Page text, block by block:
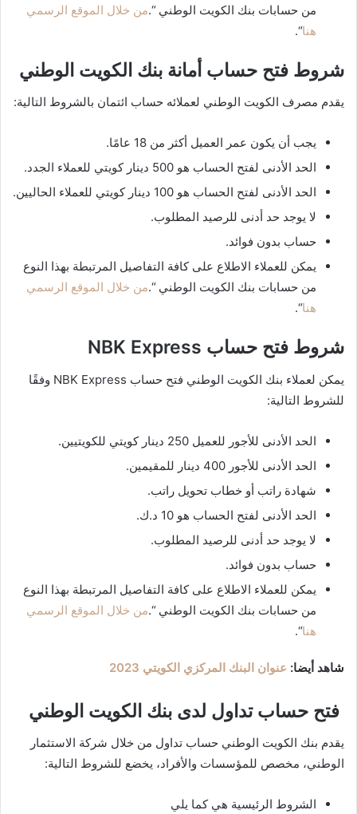
من حسابات بنك الكويت الوطني “.من خلال الموقع الرسمي
هنا“.
شروط فتح حساب أمانة بنك الكويت الوطني
يقدم مصرف الكويت الوطني لعملائه حساب ائتمان بالشروط التالية:
يجب أن يكون عمر العميل أكثر من 18 عامًا.
الحد الأدنى لفتح الحساب هو 500 دينار كويتي للعملاء الجدد.
الحد الأدنى لفتح الحساب هو 100 دينار كويتي للعملاء الحاليين.
لا يوجد حد أدنى للرصيد المطلوب.
حساب بدون فوائد.
يمكن للعملاء الاطلاع على كافة التفاصيل المرتبطة بهذا النوع
من حسابات بنك الكويت الوطني “.من خلال الموقع الرسمي
هنا“.
شروط فتح حساب NBK Express
يمكن لعملاء بنك الكويت الوطني فتح حساب NBK Express وفقًا
للشروط التالية:
الحد الأدنى للأجور للعميل 250 دينار كويتي للكويتيين.
الحد الأدنى للأجور 400 دينار للمقيمين.
شهادة راتب أو خطاب تحويل راتب.
الحد الأدنى لفتح الحساب هو 10 د.ك.
لا يوجد حد أدنى للرصيد المطلوب.
حساب بدون فوائد.
يمكن للعملاء الاطلاع على كافة التفاصيل المرتبطة بهذا النوع
من حسابات بنك الكويت الوطني “.من خلال الموقع الرسمي
هنا“.
شاهد أيضا: عنوان البنك المركزي الكويتي 2023
فتح حساب تداول لدى بنك الكويت الوطني
يقدم بنك الكويت الوطني حساب تداول من خلال شركة الاستثمار
الوطني، مخصص للمؤسسات والأفراد، يخضع للشروط التالية:
الشروط الرئيسية هي كما يلي